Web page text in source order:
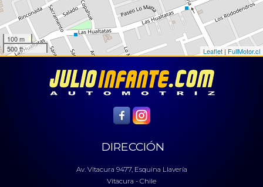
100 m
500 ft
Leaflet | FullMotor.cl
DIRECCIÓN
Av. Vitacura 9477, Esquina Llavería
Vitacura - Chile